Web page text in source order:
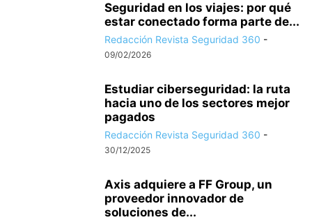
Seguridad en los viajes: por qué
estar conectado forma parte de...
Redacción Revista Seguridad 360 -
09/02/2026
Estudiar ciberseguridad: la ruta
hacia uno de los sectores mejor
pagados
Redacción Revista Seguridad 360 -
30/12/2025
Axis adquiere a FF Group, un
proveedor innovador de
soluciones de...